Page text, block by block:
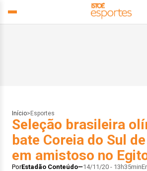
Início> Esportes
Seleção brasileira
bate Coreia do Sul
em amistoso no
PorEstadão Conteúdo 14/11/20 - 13h35min